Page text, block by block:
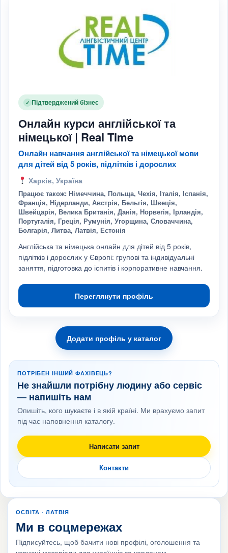
✓ Підтверджений бізнес
Онлайн курси англійської та
німецької | Real Time
Онлайн навчання англійської та німецької мови
для дітей від 5 років, підлітків і дорослих
Харків, Україна
Працює також: Німеччина, Польща, Чехія, Італія, Іспанія,
Франція, Нідерланди, Австрія, Бельгія, Швеція,
Швейцарія, Велика Британія, Данія, Норвегія, Ірландія,
Португалія, Греція, Румунія, Угорщина, Словаччина,
Болгарія, Литва, Латвія, Естонія
Англійська та німецька онлайн для дітей від 5 років,
підлітків і дорослих у Європі: групові та індивідуальні
заняття, підготовка до іспитів і корпоративне навчання.
Переглянути профіль
Додати профіль у каталог
ПОТРІБЕН ІНШИЙ ФАХІВЕЦЬ?
Не знайшли потрібну людину або сервіс
— напишіть нам
Опишіть, кого шукаєте і в якій країні. Ми врахуємо запит
під час наповнення каталогу.
Написати запит
Контакти
ОСВІТА · ЛАТВІЯ
Ми в соцмережах
Підписуйтесь, щоб бачити нові профілі, оголошення та